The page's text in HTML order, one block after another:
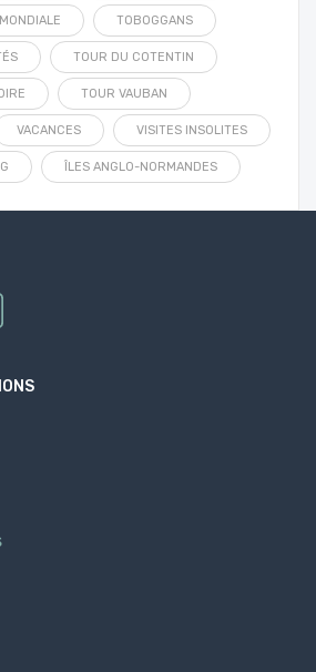
TOBOGGANS
TOUR DU COTENTIN
TOUR VAUBAN
VACANCES VISITES INSOLITES
ÎLES ANGLO-NORMANDES